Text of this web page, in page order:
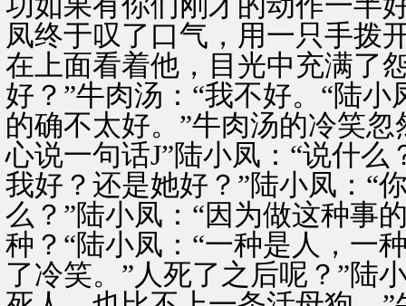
凤终于叹了口气，用一只手拨
在上面看着他，目光中充满了
好？”牛肉汤：“我不好。“陆
的确不太好。”牛肉汤的冷笑
心说一句话J”陆小凤：“说什
我好？还是她好？”陆小凤：“
么？”陆小凤：“因为做这种事
种？“陆小凤：“一种是人，一
了冷笑。”人死了之后呢？”陆